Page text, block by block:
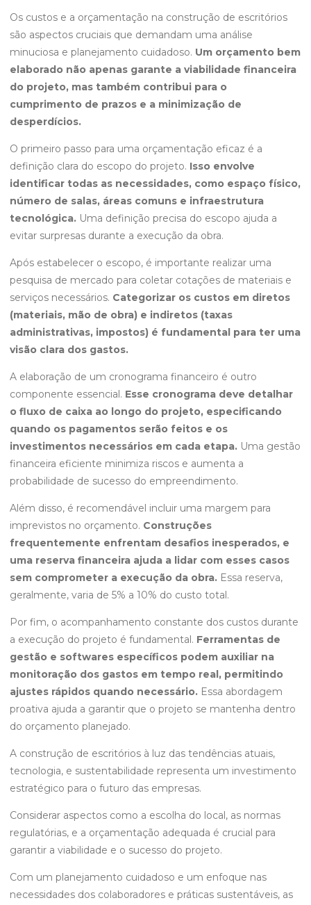
Os custos e a orçamentação na construção de escritórios
são aspectos cruciais que demandam uma análise
minuciosa e planejamento cuidadoso. Um orçamento bem
elaborado não apenas garante a viabilidade financeira
do projeto, mas também contribui para o
cumprimento de prazos e a minimização de
desperdícios.
O primeiro passo para uma orçamentação eficaz é a
definição clara do escopo do projeto. Isso envolve
identificar todas as necessidades, como espaço físico,
número de salas, áreas comuns e infraestrutura
tecnológica. Uma definição precisa do escopo ajuda a
evitar surpresas durante a execução da obra.
Após estabelecer o escopo, é importante realizar uma
pesquisa de mercado para coletar cotações de materiais e
serviços necessários. Categorizar os custos em diretos
(materiais, mão de obra) e indiretos (taxas
administrativas, impostos) é fundamental para ter uma
visão clara dos gastos.
A elaboração de um cronograma financeiro é outro
componente essencial. Esse cronograma deve detalhar
o fluxo de caixa ao longo do projeto, especificando
quando os pagamentos serão feitos e os
investimentos necessários em cada etapa. Uma gestão
financeira eficiente minimiza riscos e aumenta a
probabilidade de sucesso do empreendimento.
Além disso, é recomendável incluir uma margem para
imprevistos no orçamento. Construções
frequentemente enfrentam desafios inesperados, e
uma reserva financeira ajuda a lidar com esses casos
sem comprometer a execução da obra. Essa reserva,
geralmente, varia de 5% a 10% do custo total.
Por fim, o acompanhamento constante dos custos durante
a execução do projeto é fundamental. Ferramentas de
gestão e softwares específicos podem auxiliar na
monitoração dos gastos em tempo real, permitindo
ajustes rápidos quando necessário. Essa abordagem
proativa ajuda a garantir que o projeto se mantenha dentro
do orçamento planejado.
A construção de escritórios à luz das tendências atuais,
tecnologia, e sustentabilidade representa um investimento
estratégico para o futuro das empresas.
Considerar aspectos como a escolha do local, as normas
regulatórias, e a orçamentação adequada é crucial para
garantir a viabilidade e o sucesso do projeto.
Com um planejamento cuidadoso e um enfoque nas
necessidades dos colaboradores e práticas sustentáveis, as